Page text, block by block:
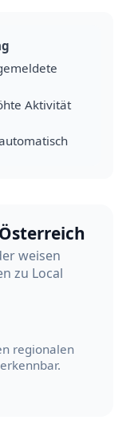
Aktivität
weisen
zu Local
regionalen